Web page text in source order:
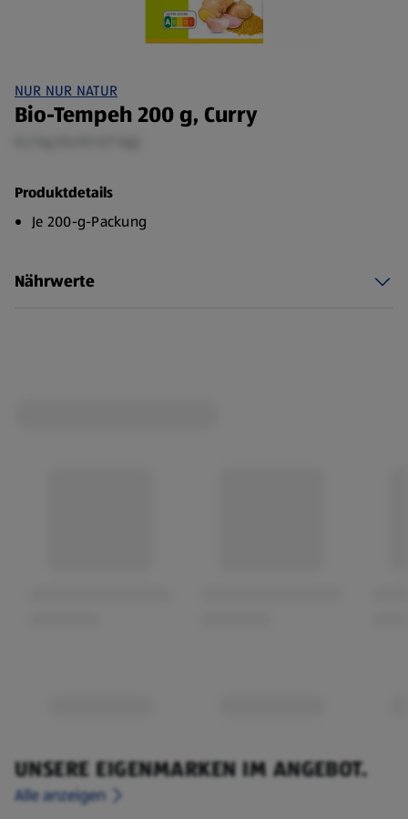
NUR NUR NATUR
Bio-Tempeh 200 g, Curry
Produktdetails
Je 200-g-Packung
Nährwerte
UNSERE EIGENMARKEN IM ANGEBOT.
Alle anzeigen